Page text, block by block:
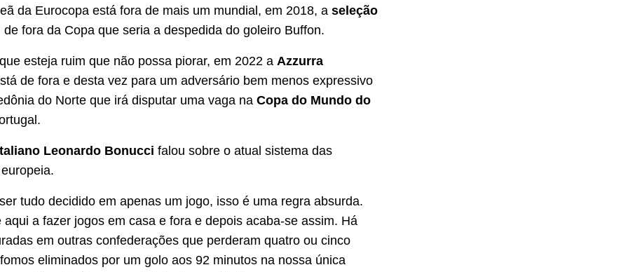
da Eurocopa está fora de mais um mundial, em 2018, a seleção
fora da Copa que seria a despedida do goleiro Buffon.
esteja ruim que não possa piorar, em 2022 a Azzurra
de fora e desta vez para um adversário bem menos expressivo
do Norte que irá disputar uma vaga na Copa do Mundo do
Leonardo Bonucci falou sobre o atual sistema das
tudo decidido em apenas um jogo, isso é uma regra absurda.
aqui a fazer jogos em casa e fora e depois acaba-se assim. Há
em outras confederações que perderam quatro ou cinco
eliminados por um golo aos 92 minutos na nossa única